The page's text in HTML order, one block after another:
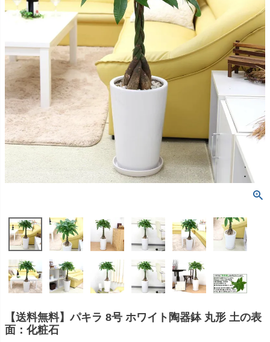
【送料無料】パキラ 8号 ホワイト陶器鉢 丸形 土の表
面：化粧石